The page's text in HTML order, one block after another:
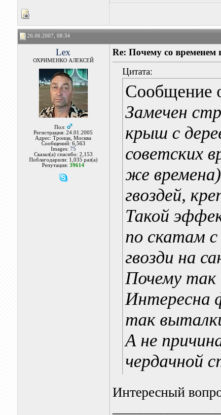
26.06.2007, 08:34
Lex
ОХРИМЕНКО АЛЕКСЕЙ
Пол:
Регистрация: 24.01.2005
Адрес: Троицк, Москва
Сообщений: 6,563
Images: 75
Сказал(а) спасибо: 2,153
Поблагодарили: 1,035 раз(а)
Репутация:39614
Re: Почему со временем
Цитата:
Сообщение
Замечен
крыш с
советских
же
гвоздей,
Такой
по скатам
гвозди на
Почему так
Интересна
так
А не
чердачной
Интересный